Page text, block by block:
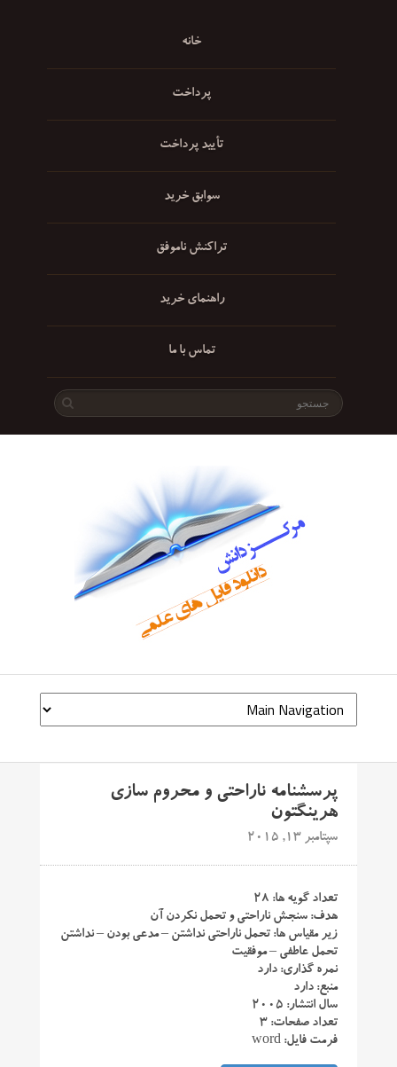
خانه
پرداخت
تأیید پرداخت
سوابق خرید
تراکنش ناموفق
راهنمای خرید
تماس با ما
پرسشنامه ناراحتی و محروم سازی
هرینگتون
سپتامبر 13, 2015
تعداد گویه ها: ۲۸
هدف: سنجش ناراحتی و تحمل نکردن آن
زیر مقیاس ها: تحمل ناراحتی نداشتن – مدعی بودن – نداشتن
تحمل عاطفی – موفقیت
نمره گذاری: دارد
منبع: دارد
سال انتشار: ۲۰۰۵
تعداد صفحات: ۳
فرمت فایل: word